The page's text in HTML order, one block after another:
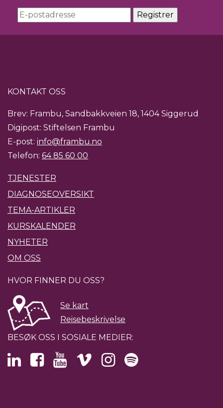
KONTAKT OSS
Brev: Frambu, Sandbakkveien 18, 1404 Siggerud
Digipost: Stiftelsen Frambu
E-post: info@frambu.no
Telefon: 64 85 60 00
TJENESTER
DIAGNOSEOVERSIKT
TEMA-ARTIKLER
KURSKALENDER
NYHETER
OM OSS
HVOR FINNER DU OSS?
Se kart
Reisebeskrivelse
BESØK OSS I SOSIALE MEDIER: